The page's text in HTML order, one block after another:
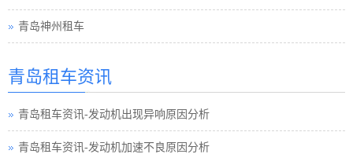
青岛神州租车
青岛租车资讯
青岛租车资讯-发动机出现异响原因分析
青岛租车资讯-发动机加速不良原因分析